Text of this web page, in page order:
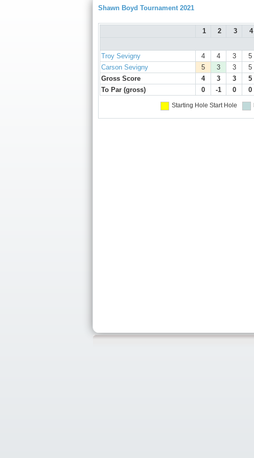
Shawn Boyd Tournament 2021
1 2 3 4
Troy Sevigny
4 4 3 5
Carson Sevigny
5 3 3 5
Gross Score
4 3 3 5
To Par (gross)
0 -1 0 0
Starting Hole Start Hole